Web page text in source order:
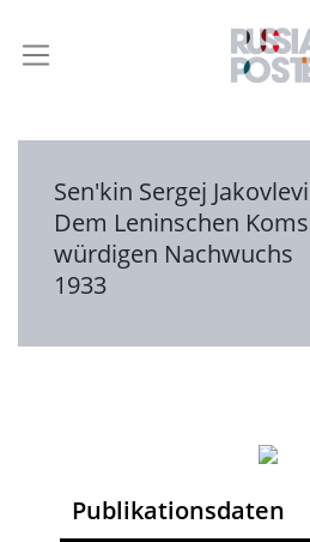
Sen'kin Sergej
Dem Leninschen
würdigen Nachwuchs
1933
Publikationsdaten